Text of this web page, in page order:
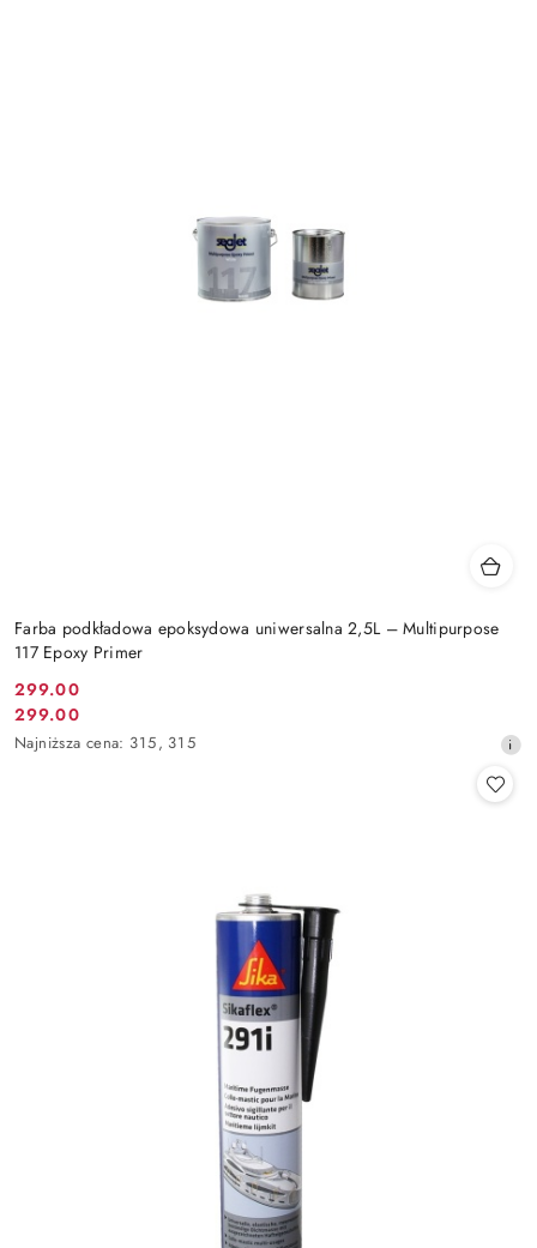
Farba podkładowa epoksydowa uniwersalna 2,5L – Multipurpose
117 Epoxy Primer
Cena
promocyjna:
299.00
Cena
promocyjna:
299.00
Najniższa
Najniższa cena: 315, 315